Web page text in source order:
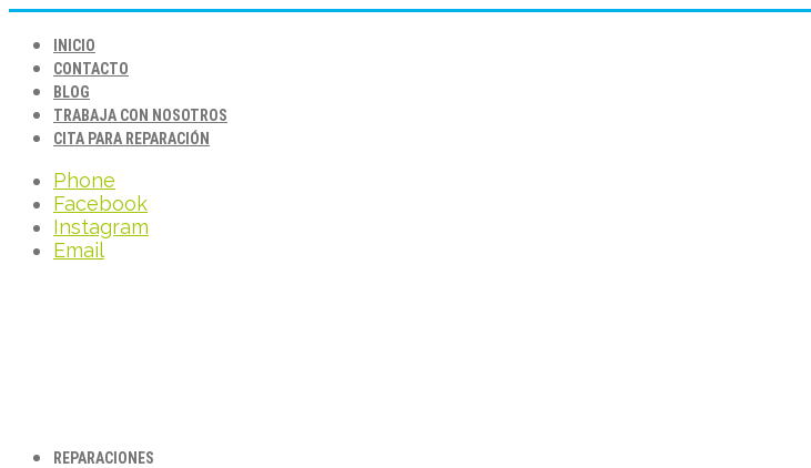
INICIO
CONTACTO
BLOG
TRABAJA CON NOSOTROS
CITA PARA REPARACIÓN
Phone
Facebook
Instagram
Email
REPARACIONES